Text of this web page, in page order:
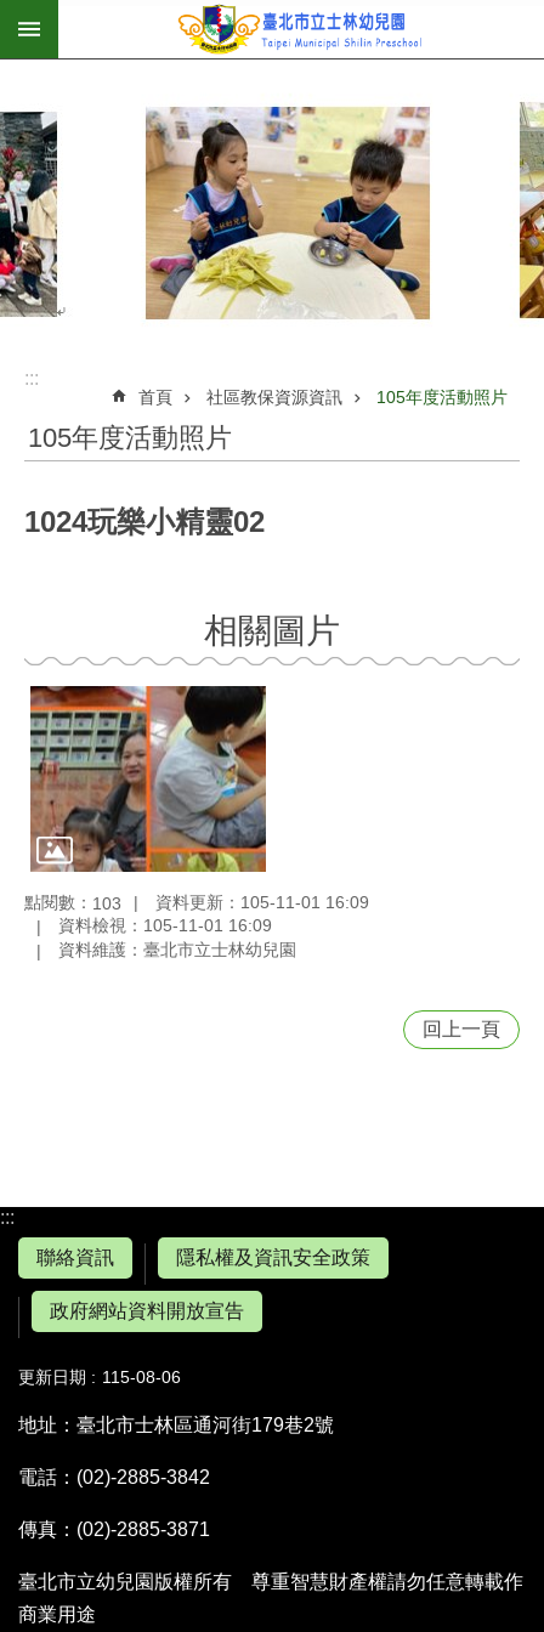
跳到主要內容區塊
:::
首頁 社區教保資源資訊 105年度活動照片
105年度活動照片
1024玩樂小精靈02
相關圖片
點閱數： 103
資料更新：105-11-01 16:09
資料檢視：105-11-01 16:09
資料維護：臺北市立士林幼兒園
回上一頁
:::
聯絡資訊
隱私權及資訊安全政策
政府網站資料開放宣告
更新日期 115-08-06
地址：臺北市士林區通河街179巷2號
電話：(02)-2885-3842
傳真：(02)-2885-3871
臺北市立幼兒園版權所有 尊重智慧財產權請勿任意轉載作
商業用途